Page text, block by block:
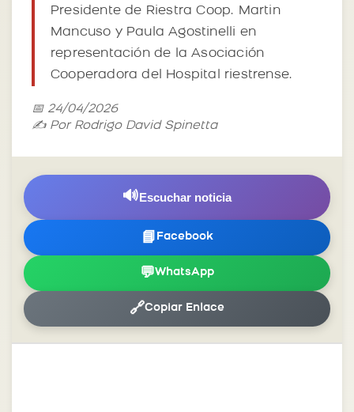
Presidente de Riestra Coop. Martin
Mancuso y Paula Agostinelli en
representación de la Asociación
Cooperadora del Hospital riestrense.
📅 24/04/2026
✍️ Por Rodrigo David Spinetta
🔊Escuchar noticia
📘 Facebook
💬WhatsApp
🔗Copiar Enlace